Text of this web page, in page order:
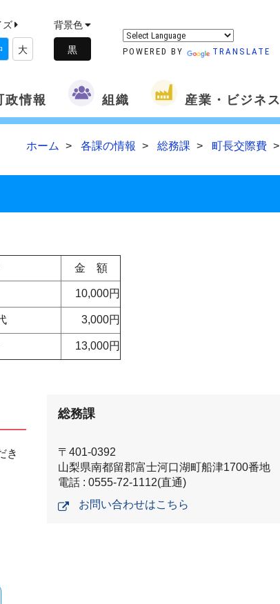
ズ
大
背景色
POWERED BY TRANSLATE
政情報 組織 産業・ビジネス
ホーム 各課の情報 総務課 町長交際費
金 額
10,000円
代 3,000円
13,000円
き
総務課
〒401-0392
山梨県南都留郡富士河口湖町船津1700番地
電話 : 0555-72-1112(直通)
お問い合わせはこちら